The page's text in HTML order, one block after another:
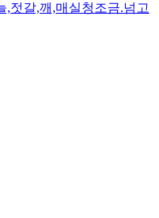
,젓갈,깨,매실청조금.넘고